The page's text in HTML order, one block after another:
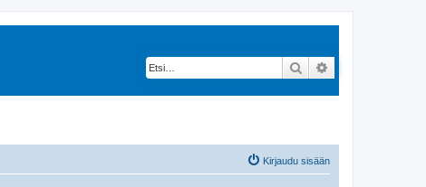
Etsi
Kirjaudu sisään